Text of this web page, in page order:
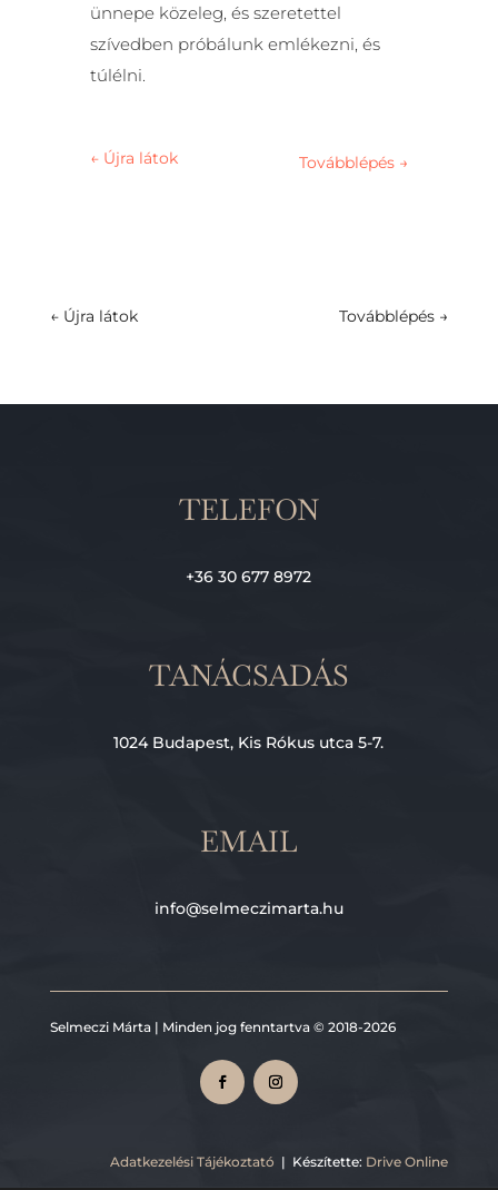
ünnepe közeleg, és szeretettel
szívedben próbálunk emlékezni, és
túlélni.
← Újra látok Továbblépés →
← Újra látok Továbblépés →
TELEFON
+36 30 677 8972
TANÁCSADÁS
1024 Budapest, Kis Rókus utca 5-7.
EMAIL
info@selmeczimarta.hu
Selmeczi Márta | Minden jog fenntartva © 2018-2026
Adatkezelési Tájékoztató | Készítette: Drive Online